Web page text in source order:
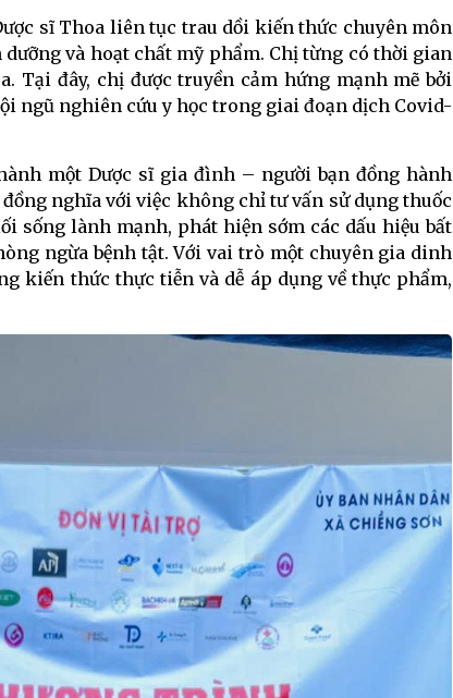
sĩ Thoa liên tục trau dồi kiến thức chuyên môn
và hoạt chất mỹ phẩm. Chị từng có thời gian
Tại đây, chị được truyền cảm hứng mạnh mẽ bởi
ngũ nghiên cứu y học trong giai đoạn dịch Covid-
một Dược sĩ gia đình – người bạn đồng hành
nghĩa với việc không chỉ tư vấn sử dụng thuốc
sống lành mạnh, phát hiện sớm các dấu hiệu bất
ngừa bệnh tật. Với vai trò một chuyên gia dinh
kiến thức thực tiễn và dễ áp dụng về thực phẩm,